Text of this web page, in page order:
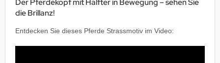
Der Pferdekopf mit Halfter in Bewegung – sehen Sie
die Brillanz!
Entdecken Sie dieses Pferde Strassmotiv im Video: